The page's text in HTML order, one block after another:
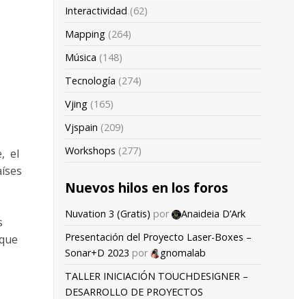
el
Interactividad (62)
Mapping (264)
Música (148)
Tecnología (274)
Vjing (165)
Vjspain (209)
Workshops (277)
Nuevos hilos en los foros
Nuvation 3 (Gratis) por
Anaideia D’Ark
Presentación del Proyecto Laser-Boxes –
Sonar+D 2023 por
gnomalab
TALLER INICIACIÓN TOUCHDESIGNER –
DESARROLLO DE PROYECTOS